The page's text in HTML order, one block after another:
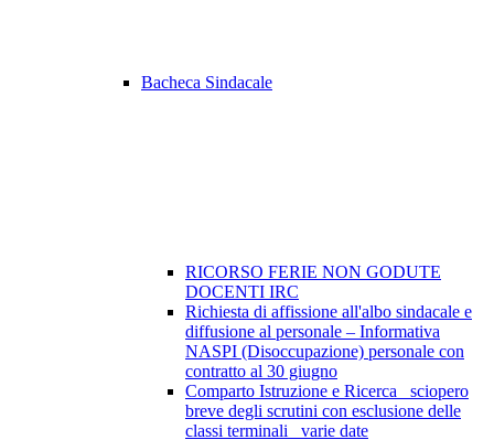
Bacheca Sindacale
RICORSO FERIE NON GODUTE
DOCENTI IRC
Richiesta di affissione all'albo sindacale e
diffusione al personale – Informativa
NASPI (Disoccupazione) personale con
contratto al 30 giugno
Comparto Istruzione e Ricerca_ sciopero
breve degli scrutini con esclusione delle
classi terminali_ varie date